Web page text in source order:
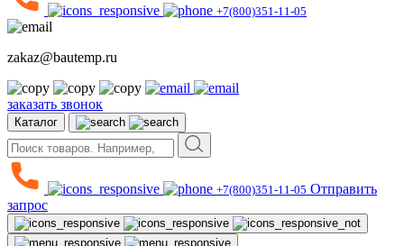
+7(800)351-11-05
zakaz@bautemp.ru
заказать звонок
Каталог
+7(800)351-11-05 Отправить
запрос